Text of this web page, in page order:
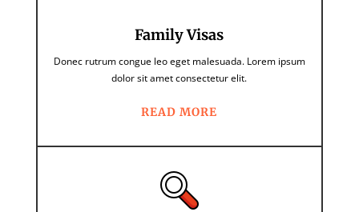
Family Visas
Donec rutrum congue leo eget malesuada. Lorem ipsum
dolor sit amet consectetur elit.
READ MORE